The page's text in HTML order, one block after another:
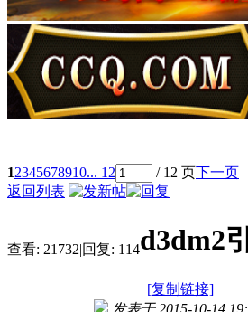
12345678910... 12 / 12 页下一页
返回列表
查看: 21732|回复: 114d3dm2
[复制链接]
发表于 2015-10-14